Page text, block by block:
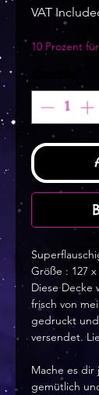
VAT
10 Prozent
Größe : 127 x
Diese Decke
frisch von
gedruckt
versendet.
Mache es dir
gemütlich